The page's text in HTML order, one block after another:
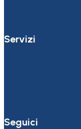
Servizi
Seguici